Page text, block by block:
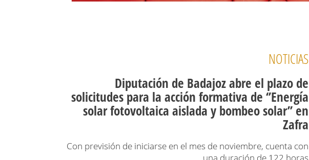
NOTICIAS
Diputación de Badajoz abre el plazo de
solicitudes para la acción formativa de ‘’Energía
solar fotovoltaica aislada y bombeo solar’’ en
Zafra
Con previsión de iniciarse en el mes de noviembre, cuenta con